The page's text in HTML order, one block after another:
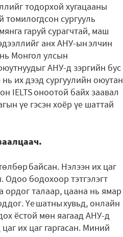
тодорхой хугацааны
томилогдсон сургууль
гаруй сурагчтай, маш
анх АНУ-ын элчин
Монгол улсын
АНУ-д зэргийн бус
их дээд сургуулийн оюутан
IELTS оноотой байх заавал
үе гэсэн хоёр үе шаттай
байсан. Нэлээн их цаг
Одоо бодохоор тэтгэлэгт
ордог талаар, цаана нь ямар
Үе шатны хувьд, онлайн
ёстой мөн яагаад АНУ-д
их цаг гаргасан. Миний